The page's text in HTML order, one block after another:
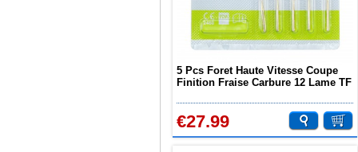
5 Pcs Foret Haute Vitesse Coupe
Finition Fraise Carbure 12 Lame TF
€27.99